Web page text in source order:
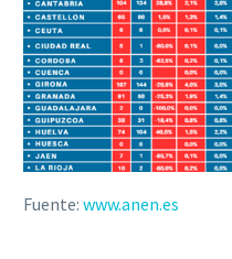
Fuente: www.anen.es